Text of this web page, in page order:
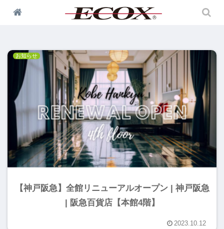
トップス
お知らせ
【神戸阪急】全館リニューアルオープン | 神戸阪急
| 阪急百貨店【本館4階】
2023.10.12